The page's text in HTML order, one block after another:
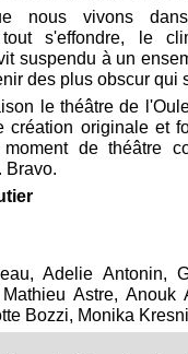
nous vivons
tout s'effondre, le
suspendu à un
des plus obscur qui
le théâtre de
création originale et
de théâtre
Bravo.
Adelie Antonin,
Astre, Anouk
Bozzi, Monika